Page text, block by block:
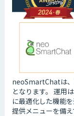
neoSmartChatは
となります。 運用
に最適化した機能
提供メニューを備